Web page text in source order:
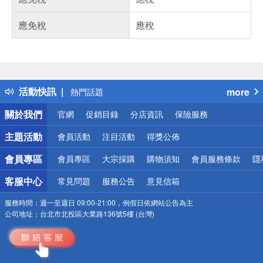
應免稅
應稅
活動快訊
得獎公告
熱門話題
銀行優惠
偏遠地區配送
詐騙網頁！請小心！
more
關於我們
官網 促銷目錄 分店資訊 保險服務
主題活動 會員活動 注目活動 得獎公佈
會員專區 會員專區 大宗採購 購物須知 會員服務條款 隱
客服中心 常見問題 服務公告 意見信箱
服務時間： 週一至週日 09:00-21:00，例假日依網站公告為主
公司地址： 台北市北投區大業路136號5樓 (台灣)